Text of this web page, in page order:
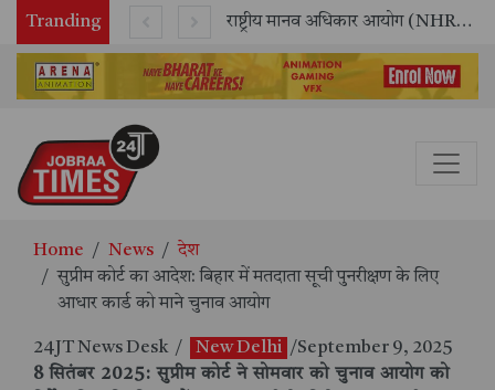
Tranding राष्ट्रीय मानव अधिकार आयोग (NHRC) के ऑनलाइन इंटर्नशिप कार्यक्रम का समापन, 21 राज्यों के छात्रों ने किया सफलतापूर्वक पूर्ण
Home News
देश
सुप्रीम कोर्ट का आदेश: बिहार में मतदाता सूची पुनरीक्षण के लिए
आधार कार्ड को माने चुनाव आयोग
24JT News Desk / New Delhi /September 9, 2025
8 सितंबर 2025: सुप्रीम कोर्ट ने सोमवार को चुनाव आयोग को